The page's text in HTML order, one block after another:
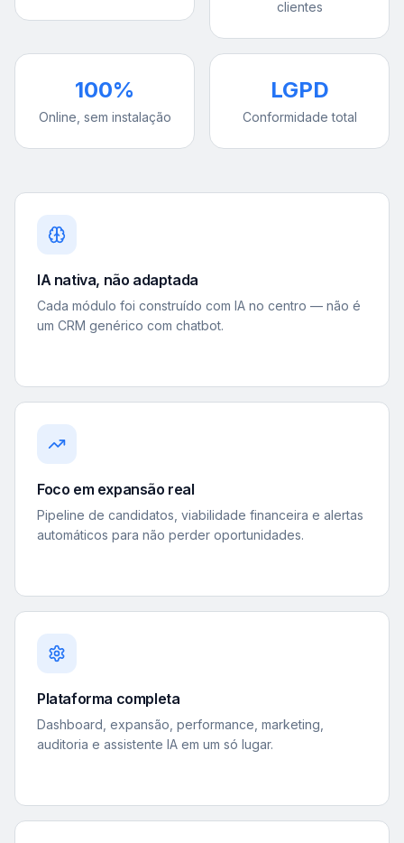
clientes
100%
Online, sem instalação
LGPD
Conformidade total
IA nativa, não adaptada
Cada módulo foi construído com IA no centro — não é
um CRM genérico com chatbot.
Foco em expansão real
Pipeline de candidatos, viabilidade financeira e alertas
automáticos para não perder oportunidades.
Plataforma completa
Dashboard, expansão, performance, marketing,
auditoria e assistente IA em um só lugar.